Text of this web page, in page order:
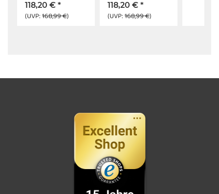
118,20 € *
(UVP:168,99 €)
118,20 € *
(UVP:168,99 €)